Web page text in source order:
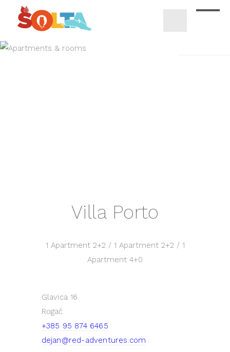
Villa Porto
1 Apartment 2+2 / 1 Apartment 2+2 / 1
Apartment 4+0
Glavica 16
Rogač
+385 95 874 6465
dejan@red-adventures.com